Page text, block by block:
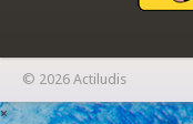
© 2026 Actiludis
×